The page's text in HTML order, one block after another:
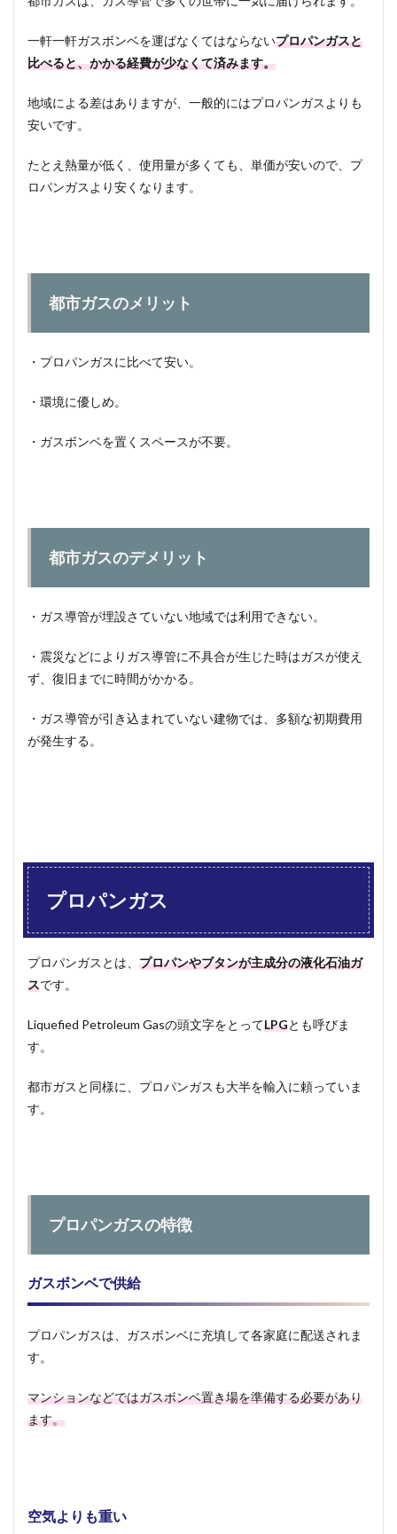
ロパ
ンガ
3.1
都市
を選
ぶメ
リッ
ぶデ
ット
3.3
パン
ガス
ぶメ
ガス
を選
ぶデ
ット
まと
め
一軒一軒ガスボンベを運ばなくてはならないプロパンガスと
比べると、かかる経費が少なくて済みます。
地域による差はありますが、一般的にはプロパンガスよりも
安いです。
たとえ熱量が低く、使用量が多くても、単価が安いので、プ
ロパンガスより安くなります。
都市ガスのメリット
・プロパンガスに比べて安い。
・環境に優しめ。
・ガスボンベを置くスペースが不要。
都市ガスのデメリット
・ガス導管が埋設さていない地域では利用できない。
・震災などによりガス導管に不具合が生じた時はガスが使え
ず、復旧までに時間がかかる。
・ガス導管が引き込まれていない建物では、多額な初期費用
が発生する。
プロパンガス
プロパンガスとは、 プロパンやブタンが主成分の液化石油ガ
スです。
Liquefied Petroleum Gasの頭文字をとってLPGとも呼びま
す。
都市ガスと同様に、プロパンガスも大半を輸入に頼っていま
す。
プロパンガスの特徴
ガスボンベで供給
プロパンガスは、ガスボンベに充填して各家庭に配送されま
す。
マンションなどではガスボンベ置き場を準備する必要があり
ます。
空気よりも重い